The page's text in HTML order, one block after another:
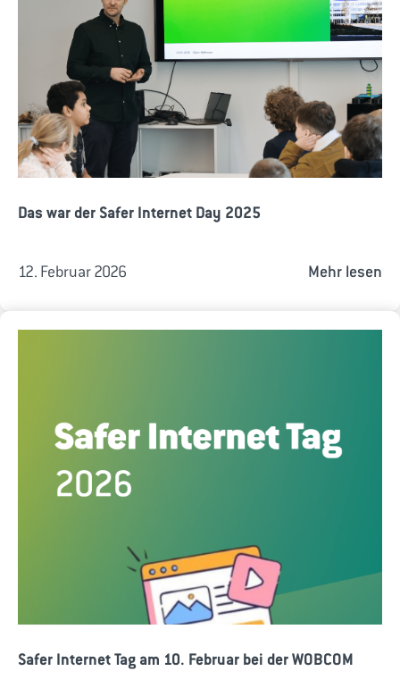
Das war der Safer Internet Day 2025
12. Februar 2026 Mehr lesen
Safer Internet Tag am 10. Februar bei der WOBCOM